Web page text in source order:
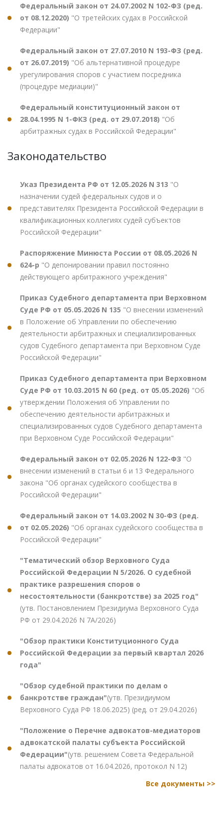
Федеральный закон от 24.07.2002 N 102-ФЗ (ред.
от 08.12.2020) "О третейских судах в Российской
Федерации"
Федеральный закон от 27.07.2010 N 193-ФЗ (ред.
от 26.07.2019) "Об альтернативной процедуре
урегулирования споров с участием посредника
(процедуре медиации)"
Федеральный конституционный закон от
28.04.1995 N 1-ФКЗ (ред. от 29.07.2018) "Об
арбитражных судах в Российской Федерации"
Законодательство
Указ Президента РФ от 12.05.2026 N 313 "О
назначении судей федеральных судов и о
представителях Президента Российской Федерации в
квалификационных коллегиях судей субъектов
Российской Федерации"
Распоряжение Минюста России от 08.05.2026 N
624-р "О депонировании правил постоянно
действующего арбитражного учреждения"
Приказ Судебного департамента при Верховном
Суде РФ от 05.05.2026 N 135 "О внесении изменений
в Положение об Управлении по обеспечению
деятельности арбитражных и специализированных
судов Судебного департамента при Верховном Суде
Российской Федерации"
Приказ Судебного департамента при Верховном
Суде РФ от 10.03.2015 N 60 (ред. от 05.05.2026) "Об
утверждении Положения об Управлении по
обеспечению деятельности арбитражных и
специализированных судов Судебного департамента
при Верховном Суде Российской Федерации"
Федеральный закон от 02.05.2026 N 122-ФЗ "О
внесении изменений в статьи 6 и 13 Федерального
закона "Об органах судейского сообщества в
Российской Федерации"
Федеральный закон от 14.03.2002 N 30-ФЗ (ред.
от 02.05.2026) "Об органах судейского сообщества в
Российской Федерации"
"Тематический обзор Верховного Суда
Российской Федерации N 5/2026. О судебной
практике разрешения споров о
несостоятельности (банкротстве) за 2025 год"
(утв. Постановлением Президиума Верховного Суда
РФ от 29.04.2026 N 7А/2026)
"Обзор практики Конституционного Суда
Российской Федерации за первый квартал 2026
года"
"Обзор судебной практики по делам о
банкротстве граждан"(утв. Президиумом
Верховного Суда РФ 18.06.2025) (ред. от 29.04.2026)
"Положение о Перечне адвокатов-медиаторов
адвокатской палаты субъекта Российской
Федерации"(утв. решением Совета Федеральной
палаты адвокатов от 16.04.2026, протокол N 12)
Все документы >>